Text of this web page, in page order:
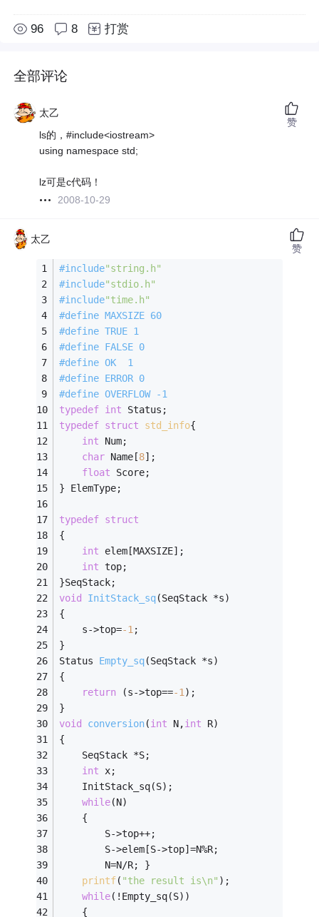
96 8 打赏
全部评论
太乙
ls的，#include<iostream>
using namespace std;
lz可是c代码！
2008-10-29
赞
太乙
#include"string.h"
#include"stdio.h"
#include"time.h"
#define MAXSIZE 60
#define TRUE 1
#define FALSE 0
#define OK  1
#define ERROR 0
#define OVERFLOW -1
typedef int Status;
typedef struct std_info{
int Num;
char Name[8];
float Score;
} ElemType;
typedef struct
{
int elem[MAXSIZE];
int top;
}SeqStack;
void
InitStack_sq(SeqStack *s)
{
	s->top=
-1;
}
Status Empty_sq(SeqStack *s)
{
return (s->top==-1);
}
void
conversion(int N,int R)
{
	SeqStack *S;
int x;
	InitStack_sq(S);
while(N)
	{
		S->top++;
		S->elem[S->top]=N%R;
		N=N/R; }
printf( "the result is\n" );
while(!Empty_sq(S))
	{
赞